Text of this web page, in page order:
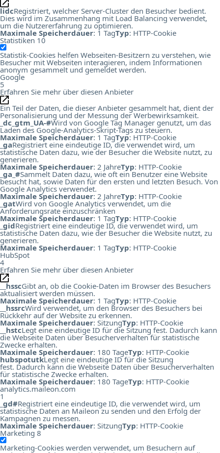
lidcRegistriert, welcher Server-Cluster den Besucher bedient.
Dies wird im Zusammenhang mit Load Balancing verwendet,
um die Nutzererfahrung zu optimieren.
Maximale Speicherdauer: 1 TagTyp: HTTP-Cookie
Statistiken 10
Statistik-Cookies helfen Webseiten-Besitzern zu verstehen, wie
Besucher mit Webseiten interagieren, indem Informationen
anonym gesammelt und gemeldet werden.
Google
5
Erfahren Sie mehr über diesen Anbieter
Ein Teil der Daten, die dieser Anbieter gesammelt hat, dient der
Personalisierung und der Messung der Werbewirksamkeit.
_dc_gtm_UA-#Wird von Google Tag Manager genutzt, um das
Laden des Google-Analytics-Skript-Tags zu steuern.
Maximale Speicherdauer: 1 TagTyp: HTTP-Cookie
_gaRegistriert eine eindeutige ID, die verwendet wird, um
statistische Daten dazu, wie der Besucher die Website nutzt, zu
generieren.
Maximale Speicherdauer: 2 JahreTyp: HTTP-Cookie
_ga_#Sammelt Daten dazu, wie oft ein Benutzer eine Website
besucht hat, sowie Daten für den ersten und letzten Besuch. Von
Google Analytics verwendet.
Maximale Speicherdauer: 2 JahreTyp: HTTP-Cookie
_gatWird von Google Analytics verwendet, um die
Anforderungsrate einzuschränken
Maximale Speicherdauer: 1 TagTyp: HTTP-Cookie
_gidRegistriert eine eindeutige ID, die verwendet wird, um
statistische Daten dazu, wie der Besucher die Website nutzt, zu
generieren.
Maximale Speicherdauer: 1 TagTyp: HTTP-Cookie
HubSpot
4
Erfahren Sie mehr über diesen Anbieter
__hsscGibt an, ob die Cookie-Daten im Browser des Besuchers
aktualisiert werden müssen.
Maximale Speicherdauer: 1 TagTyp: HTTP-Cookie
__hssrcWird verwendet, um den Browser des Besuchers bei
Rückkehr auf der Website zu erkennen.
Maximale Speicherdauer: SitzungTyp: HTTP-Cookie
__hstcLegt eine eindeutige ID für die Sitzung fest. Dadurch kann
die Webseite Daten über Besucherverhalten für statistische
Zwecke erhalten.
Maximale Speicherdauer: 180 TageTyp: HTTP-Cookie
hubspotutkLegt eine eindeutige ID für die Sitzung
fest. Dadurch kann die Webseite Daten über Besucherverhalten
für statistische Zwecke erhalten.
Maximale Speicherdauer: 180 TageTyp: HTTP-Cookie
analytics.maileon.com
1
_gd#Registriert eine eindeutige ID, die verwendet wird, um
statistische Daten an Maileon zu senden und den Erfolg der
Kampagnen zu messen.
Maximale Speicherdauer: SitzungTyp: HTTP-Cookie
Marketing 8
Marketing-Cookies werden verwendet, um Besuchern auf